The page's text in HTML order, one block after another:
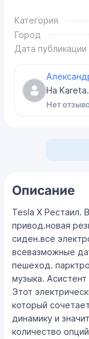
Категория
Город
Дата публикации
На
Нет
Описание
Tesla X Рестаил.
привод.новая
сиден.все
всевазможные
пешеход.
музыка.
Этот
который
динамику и
количество